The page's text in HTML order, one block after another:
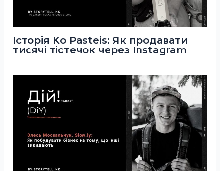
Історія Ko Pasteis: Як продавати
тисячі тістечок через Instagram